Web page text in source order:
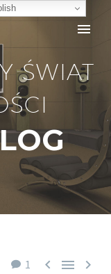
ŚWIAT
1   